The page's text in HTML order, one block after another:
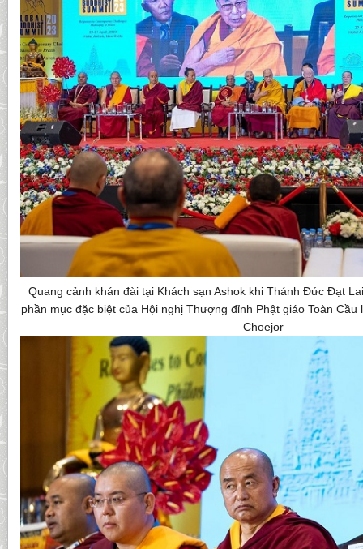
Quang cảnh khán đài tại Khách sạn Ashok khi Thánh Đức Đạt
phần mục đặc biệt của Hội nghị Thượng đỉnh Phật giáo Toàn Cầu
Choejor